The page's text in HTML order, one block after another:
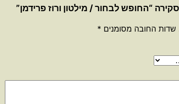
“החופש לבחור / מילטון ורוז פרידמן”
שדות החובה מסומנים *